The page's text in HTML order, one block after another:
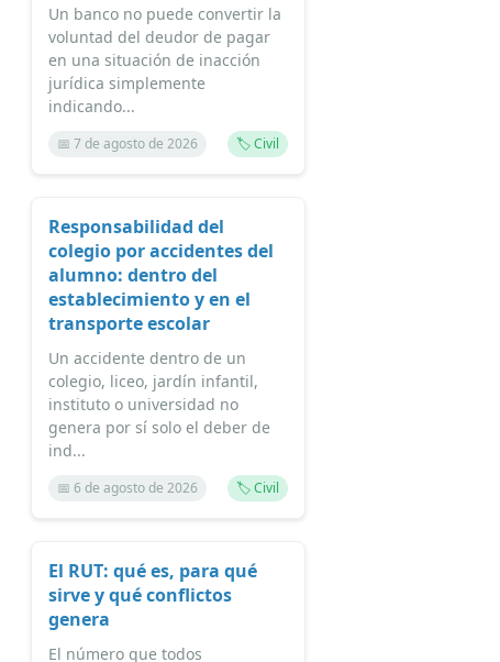
Un banco no puede convertir la
voluntad del deudor de pagar
en una situación de inacción
jurídica simplemente
indicando...
📅 7 de agosto de 2026 🏷️ Civil
Responsabilidad del
colegio por accidentes del
alumno: dentro del
establecimiento y en el
transporte escolar
Un accidente dentro de un
colegio, liceo, jardín infantil,
instituto o universidad no
genera por sí solo el deber de
ind...
📅 6 de agosto de 2026 🏷️ Civil
El RUT: qué es, para qué
sirve y qué conflictos
genera
El número que todos